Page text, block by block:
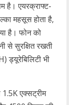
है। एयरक्राफ्ट-
महसूस होता है,
है। फोन को
से सुरक्षित रखती
ड्यूरेबिलिटी भी
एक्सट्रीम